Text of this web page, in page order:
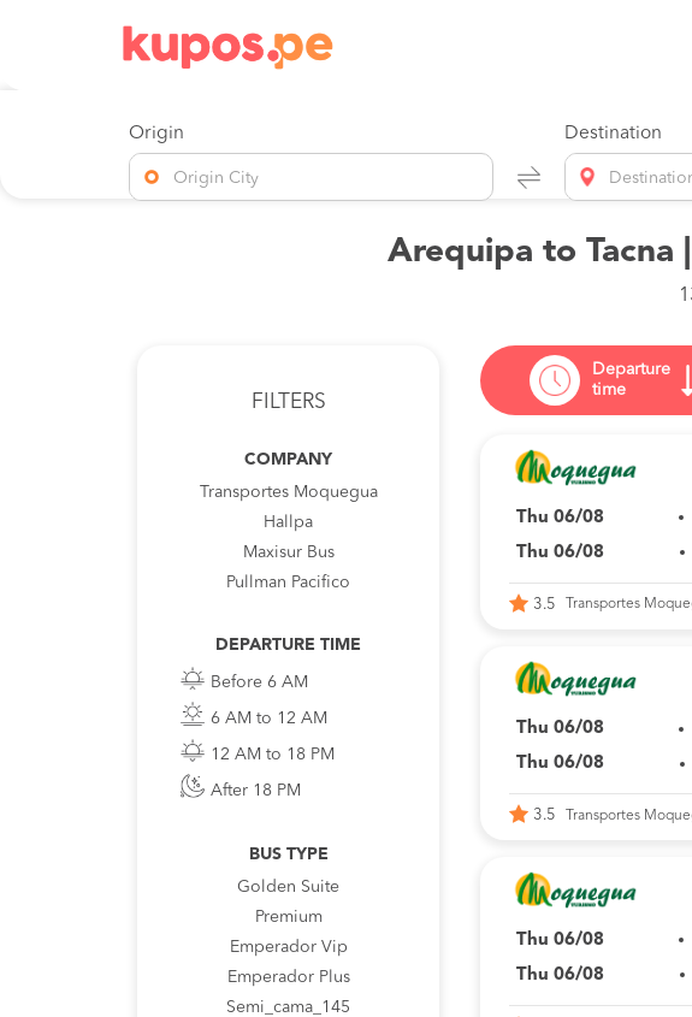
Origin
Origin City
Destination
Arequipa to Tacna
FILTERS
COMPANY
Transportes Moquegua
Hallpa
Maxisur Bus
Pullman Pacifico
DEPARTURE TIME
Before 6 AM
6 AM to 12 AM
12 AM to 18 PM
After 18 PM
BUS TYPE
Golden Suite
Premium
Emperador Vip
Emperador Plus
Semi_cama_145
Departure
time
Thu 06/08
Thu 06/08
3.5 Transportes
Thu 06/08
Thu 06/08
3.5 Transportes
Thu 06/08
Thu 06/08